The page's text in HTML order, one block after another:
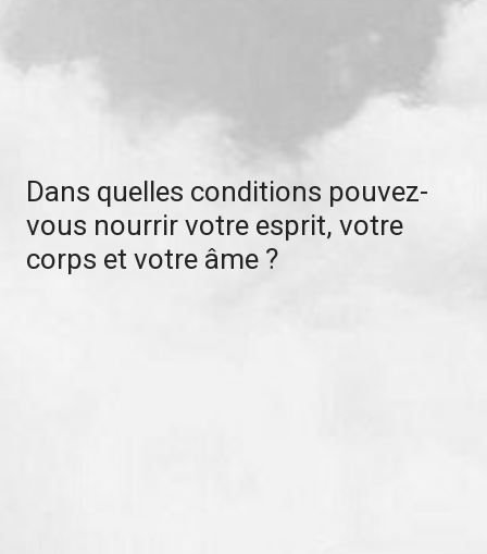
Dans quelles conditions pouvez-
vous nourrir votre esprit, votre
corps et votre âme ?